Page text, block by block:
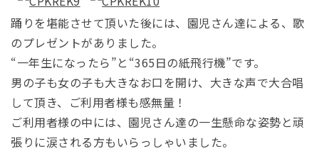
踊りを堪能させて頂いた後には、園児さん達による、歌
のプレゼントがありました。
“一年生になったら”と“365日の紙飛行機”です。
男の子も女の子も大きなお口を開け、大きな声で大合唱
して頂き、ご利用者様も感無量！
ご利用者様の中には、園児さん達の一生懸命な姿勢と頑
張りに涙される方もいらっしゃいました。